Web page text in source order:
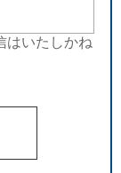
はいたしかね